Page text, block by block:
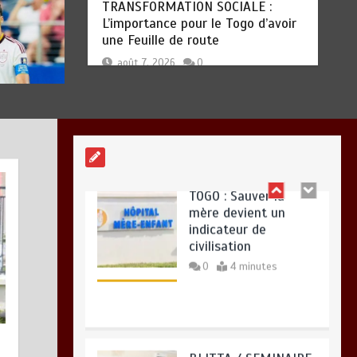
TOGO : Sauver la mère devient un
indicateur de civilisation
août 7, 2026 0
TOGO : Sauver la
mère devient un
0 4 minutes
BLITTA / SEMINAIRE
NATIONAL DES
GOUVERNEURS ET
PREFETS: … Vers